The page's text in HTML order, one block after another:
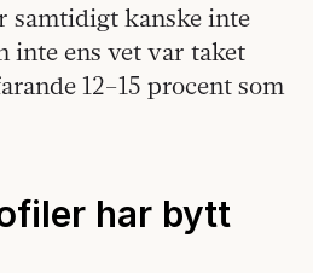
samtidigt kanske inte
inte ens vet var taket
12–15 procent som
har bytt